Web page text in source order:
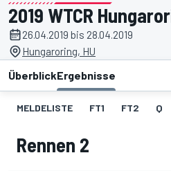
präsentiert von
2019 WTCR
26.04.2019 bis 28.04.2019
Hungaroring, HU
ÜberblickErgebnisse
MELDELISTE FT1 FT2 Q
Rennen 2